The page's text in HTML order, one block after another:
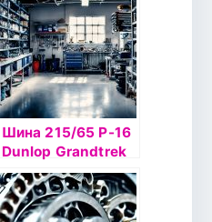
Шина 215/65 Р-16
Dunlop Grandtrek
Ice02 102Т шип